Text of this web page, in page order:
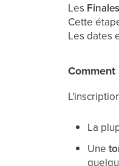
Les Finales
Cette
Les dates
La
Une